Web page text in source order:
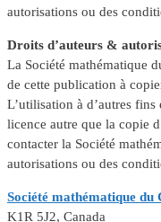
autorisations ou des
Droits d’auteurs &
La Société mathématique
de cette publication à
L’utilisation à d’autres
licence autre que la copie
contacter la Société
autorisations ou des
Société mathématique du
K1R 5J2, Canada